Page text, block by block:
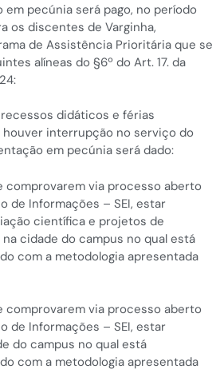
em pecúnia será pago, no período
os discentes de Varginha,
de Assistência Prioritária que se
alíneas do §6º do Art. 17. da
didáticos e férias
houver interrupção no serviço do
em pecúnia será dado:
comprovarem via processo aberto
de Informações – SEI, estar
científica e projetos de
na cidade do campus no qual está
com a metodologia apresentada
comprovarem via processo aberto
de Informações – SEI, estar
do campus no qual está
com a metodologia apresentada